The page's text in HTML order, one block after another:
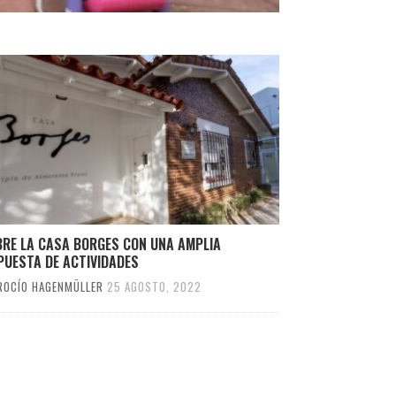
LA CASA BORGES CON UNA AMPLIA
DE ACTIVIDADES
HAGENMÜLLER 25 AGOSTO, 2022